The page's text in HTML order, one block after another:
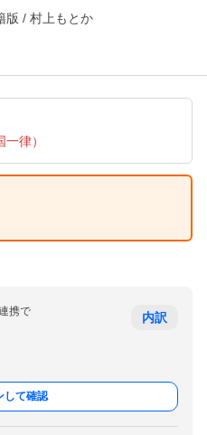
/ 村上もとか
一律）
携で 内訳
して確認